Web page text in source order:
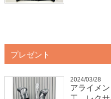
プレゼント
2024/03/28
アライメ